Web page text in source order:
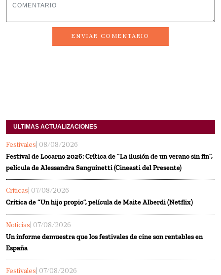
ENVIAR COMENTARIO
ULTIMAS ACTUALIZACIONES
Festivales | 08/08/2026
Festival de Locarno 2026: Crítica de “La ilusión de un verano sin fin”,
película de Alessandra Sanguinetti (Cineasti del Presente)
Críticas | 07/08/2026
Crítica de “Un hijo propio”, película de Maite Alberdi (Netflix)
Noticias | 07/08/2026
Un informe demuestra que los festivales de cine son rentables en
España
Festivales | 07/08/2026